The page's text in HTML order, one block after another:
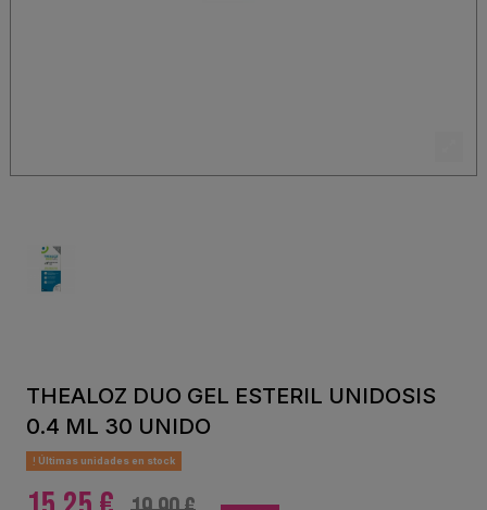
THEALOZ DUO GEL ESTERIL UNIDOSIS
0.4 ML 30 UNIDO
Últimas unidades en stock